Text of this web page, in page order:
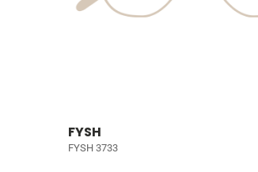
FYSH
FYSH 3733